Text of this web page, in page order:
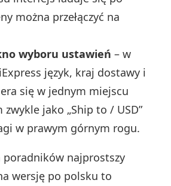
można przełączyć na
wyboru ustawień – w
język, kraj dostawy i
się w jednym miejscu
zwykle jako „Ship to / USD”
w prawym górnym rogu.
poradników najprostszy
wersję po polsku to